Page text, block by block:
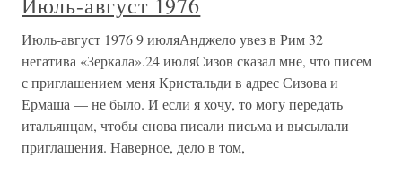
Июль-август 1976 9 июляАнджело увез в Рим 32
негатива «Зеркала».24 июляСизов сказал мне, что писем
с приглашением меня Кристальди в адрес Сизова и
Ермаша — не было. И если я хочу, то могу передать
итальянцам, чтобы снова писали письма и высылали
приглашения. Наверное, дело в том,